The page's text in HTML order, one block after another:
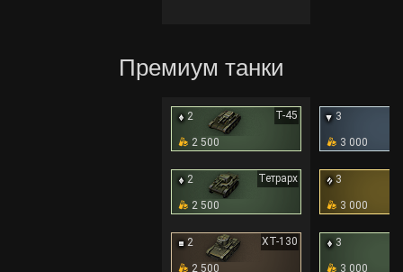
Премиум танки
2 Т-45
2 500
2 Тетрарх
2 500
2 ХТ-130
2 500
3
3 000
3
3 000
3
3 000